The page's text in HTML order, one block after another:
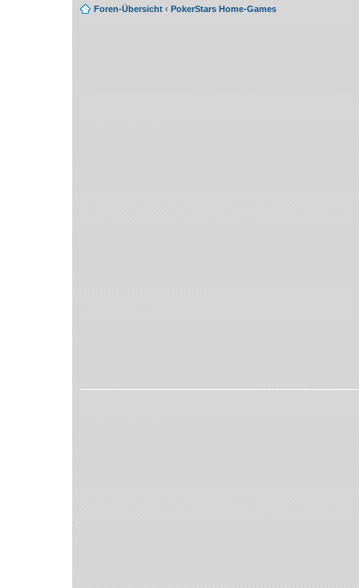
Foren-Übersicht ‹ PokerStars Home-Games